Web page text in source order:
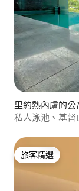
里約熱內盧的公
私人泳池、基
旅客精選
旅客精選